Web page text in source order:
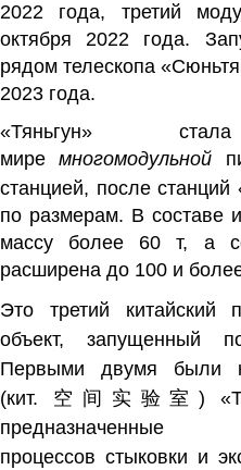
2022 года, третий
октября 2022 года.
рядом телескопа «
2023 года.
«Тяньгун»
мире
многомодульной
станцией, после станций
по размерам. В составе
массу более 60 т, а
расширена до 100 и
Это третий
китайский
объект, запущенный
Первыми двумя были
(кит. 空间实验室) «
процессов стыковки и